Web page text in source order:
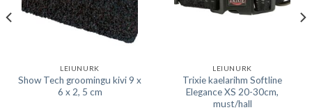
LEIUNURK
Show Tech groomingu kivi 9 x
6 x 2, 5 cm
LEIUNURK
Trixie kaelarihm Softline
Elegance XS 20-30cm,
must/hall